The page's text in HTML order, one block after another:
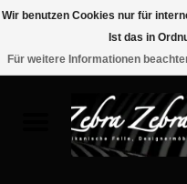
Wir benutzen Cookies nur für
Ist das in
Für weitere Informationen